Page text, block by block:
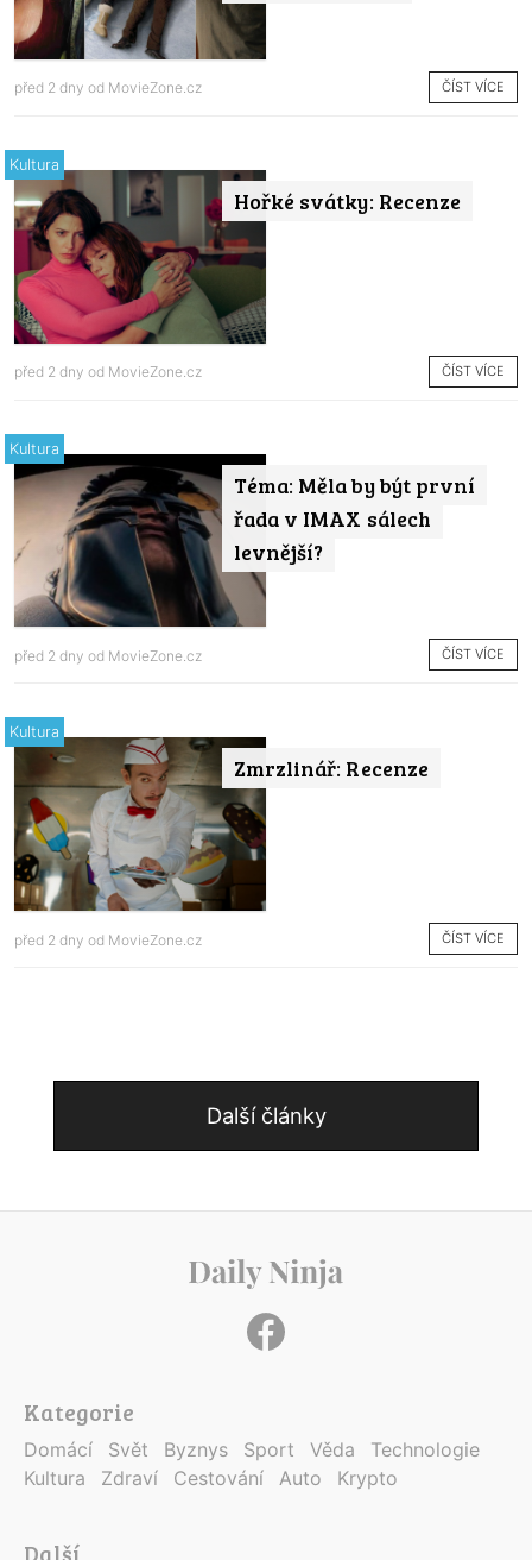
před 2 dny od MovieZone.cz ČÍST VÍCE
Hořké svátky: Recenze
Kultura
před 2 dny od MovieZone.cz ČÍST VÍCE
Téma: Měla by být první
řada v IMAX sálech
levnější?
Kultura
před 2 dny od MovieZone.cz ČÍST VÍCE
Zmrzlinář: Recenze
Kultura
před 2 dny od MovieZone.cz ČÍST VÍCE
Další články
Kategorie
Domácí Svět Byznys Sport Věda
Technologie
Kultura
Zdraví Cestování Auto Krypto
Další